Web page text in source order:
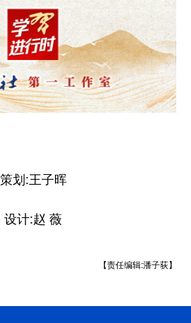
策划:王子晖
设计:赵 薇
【责任编辑:潘子荻】